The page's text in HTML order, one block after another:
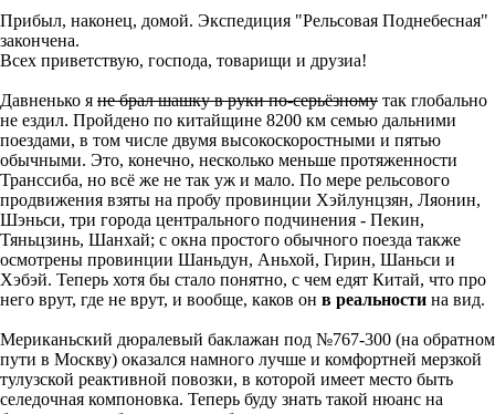
Прибыл, наконец, домой. Экспедиция "Рельсовая Поднебесная"
закончена.
Всех приветствую, господа, товарищи и друзиа!
Давненько я не брал шашку в руки по-серьёзному так глобально
не ездил. Пройдено по китайщине 8200 км семью дальними
поездами, в том числе двумя высокоскоростными и пятью
обычными. Это, конечно, несколько меньше протяженности
Транссиба, но всё же не так уж и мало. По мере рельсового
продвижения взяты на пробу провинции Хэйлунцзян, Ляонин,
Шэньси, три города центрального подчинения - Пекин,
Тяньцзинь, Шанхай; с окна простого обычного поезда также
осмотрены провинции Шаньдун, Аньхой, Гирин, Шаньси и
Хэбэй. Теперь хотя бы стало понятно, с чем едят Китай, что про
него врут, где не врут, и вообще, каков он в реальности на вид.
Мериканьский дюралевый баклажан под №767-300 (на обратном
пути в Москву) оказался намного лучше и комфортней мерзкой
тулузской реактивной повозки, в которой имеет место быть
селедочная компоновка. Теперь буду знать такой нюанс на